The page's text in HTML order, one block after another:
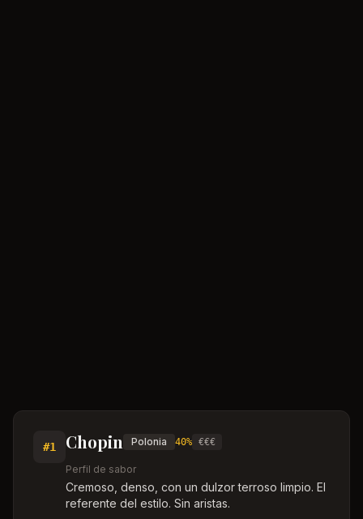
#1 Chopin Polonia 40% €€€
Perfil de sabor
Cremoso, denso, con un dulzor terroso limpio. El
referente del estilo. Sin aristas.